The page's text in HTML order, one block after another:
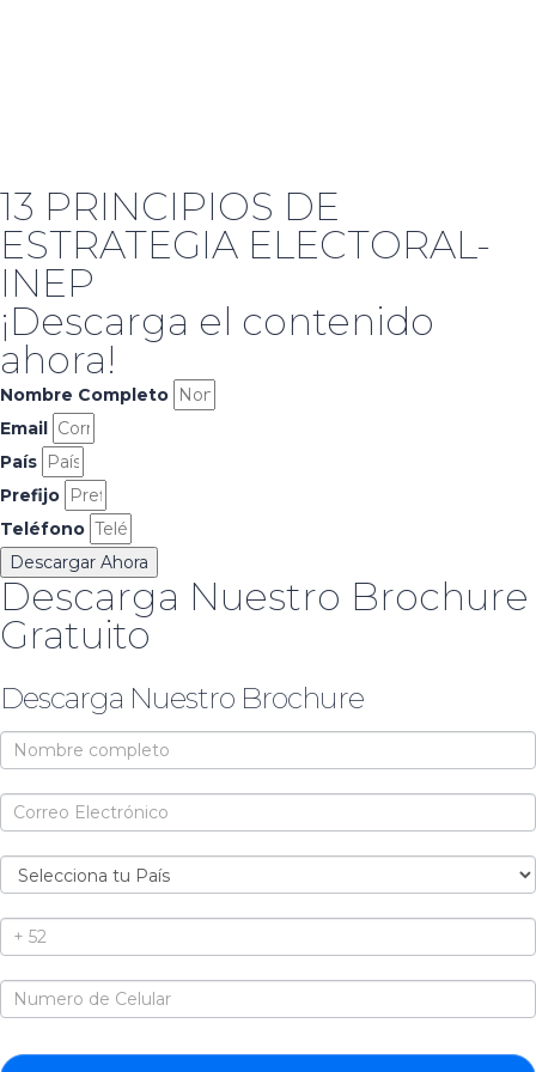
13 PRINCIPIOS DE
ESTRATEGIA ELECTORAL-
INEP
¡Descarga el contenido
ahora!
Nombre Completo
Email
País
Prefijo
Teléfono
Descargar Ahora
Descarga Nuestro Brochure
Gratuito
Descarga Nuestro Brochure
Brochure